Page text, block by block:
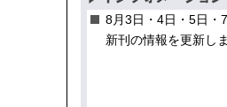
8月3日・4日・5日・
新刊の情報を更新し